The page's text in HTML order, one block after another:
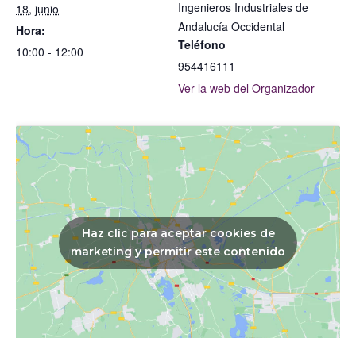
18, junio
Hora:
10:00 - 12:00
Ingenieros Industriales de
Andalucía Occidental
Teléfono
954416111
Ver la web del Organizador
Haz clic para aceptar cookies de
marketing y permitir este contenido